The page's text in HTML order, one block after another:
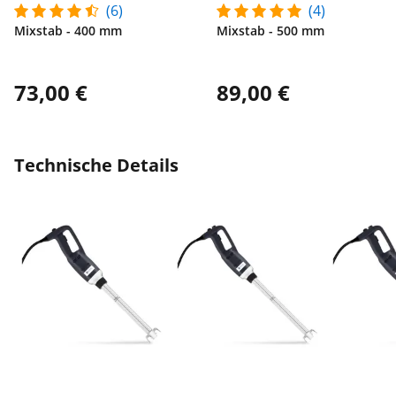
(6)
Mixstab - 400 mm
73,00 €
(4)
Mixstab - 500 mm
89,00 €
Technische Details